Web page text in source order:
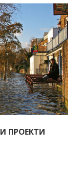
ПРОЕКТИ